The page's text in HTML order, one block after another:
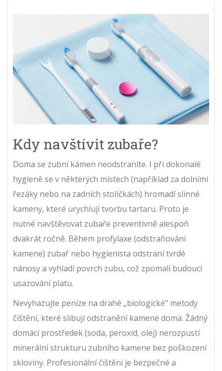
Kdy navštívit zubaře?
Doma se zubní kámen neodstraníte. I při dokonalé
hygieně se v některých místech (například za dolními
řezáky nebo na zadních stoličkách) hromadí slinné
kameny, které urychlují tvorbu tartaru. Proto je
nutné navštěvovat zubaře preventivně alespoň
dvakrát ročně. Během profylaxe (odstraňování
kamene) zubař nebo hygienista odstraní tvrdé
nánosy a vyhladí povrch zubu, což zpomalí budoucí
usazování platu.
Nevyhazujte peníze na drahé „biologické" metody
čištění, které slibují odstranění kamene doma. Žádný
domácí prostředek (soda, peroxid, olej) nerozpustí
minerální strukturu zubního kamene bez poškození
skloviny. Profesionální čištění je bezpečné a